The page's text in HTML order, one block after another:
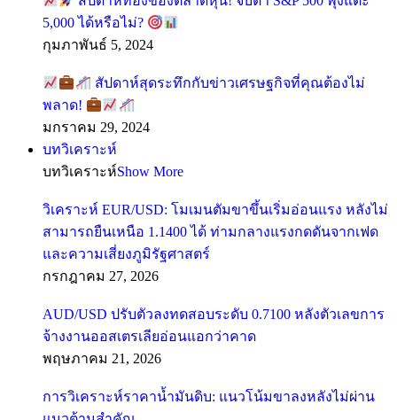
5,000 ได้หรือไม่?
กุมภาพันธ์ 5, 2024
สัปดาห์สุดระทึกกับข่าวเศรษฐกิจที่คุณต้องไม่
พลาด!
มกราคม 29, 2024
บทวิเคราะห์
บทวิเคราะห์Show More
วิเคราะห์ EUR/USD: โมเมนตัมขาขึ้นเริ่มอ่อนแรง หลังไม่
สามารถยืนเหนือ 1.1400 ได้ ท่ามกลางแรงกดดันจากเฟด
และความเสี่ยงภูมิรัฐศาสตร์
กรกฎาคม 27, 2026
AUD/USD ปรับตัวลงทดสอบระดับ 0.7100 หลังตัวเลขการ
จ้างงานออสเตรเลียอ่อนแอกว่าคาด
พฤษภาคม 21, 2026
การวิเคราะห์ราคาน้ำมันดิบ: แนวโน้มขาลงหลังไม่ผ่าน